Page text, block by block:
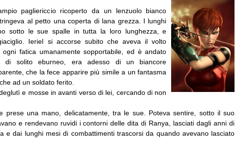
pagliericcio ricoperto da un lenzuolo bianco
al petto una coperta di lana grezza. I lunghi
sotto le sue spalle in tutta la loro lunghezza, e
Ieriel si accorse subito che aveva il volto
fatica umanamente sopportabile, ed è andato
di solito eburneo, era adesso di un biancore
che la fece apparire più simile a un fantasma
ad un soldato ferito.
e mosse in avanti verso di lei, cercando di non
prese una mano, delicatamente, tra le sue. Poteva sentire, sotto il suo
e rendevano ruvidi i contorni delle dita di Ranya, lasciati dagli anni di
e dai lunghi mesi di combattimenti trascorsi da quando avevano lasciato